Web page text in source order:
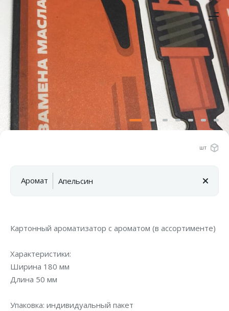
шт
Аромат
Картонный ароматизатор с ароматом (в ассортименте)
Характеристики:
Ширина 180 мм
Длина 50 мм
Упаковка: индивидуальный пакет